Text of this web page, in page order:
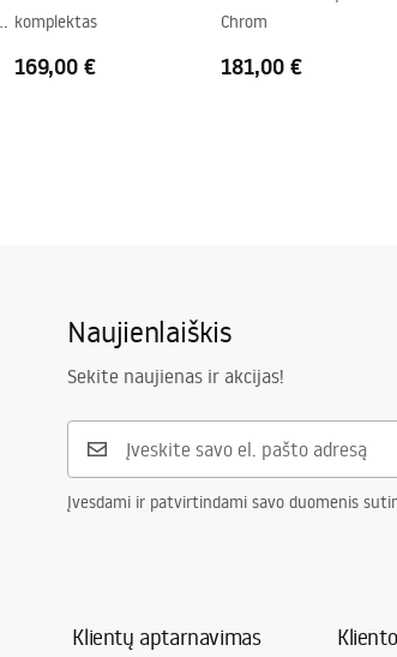
padėklo
komplektas
169,00 €
Chrom
181,00 €
Naujienlaiškis
Sekite naujienas ir akcijas!
Įvesdami ir patvirtindami savo duomenis
Klientų aptarnavimas